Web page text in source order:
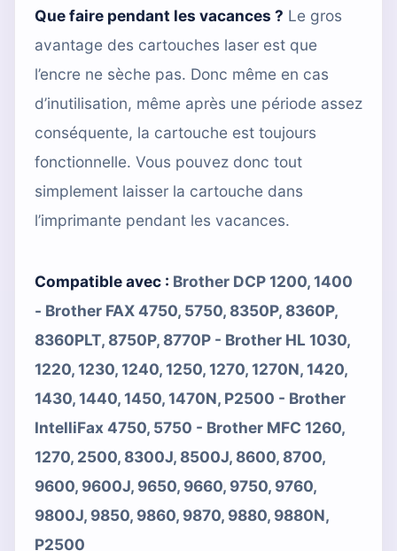
Que faire pendant les vacances ? Le gros
avantage des cartouches laser est que
l’encre ne sèche pas. Donc même en cas
d’inutilisation, même après une période assez
conséquente, la cartouche est toujours
fonctionnelle. Vous pouvez donc tout
simplement laisser la cartouche dans
l’imprimante pendant les vacances.
Compatible avec : Brother DCP 1200, 1400
- Brother FAX 4750, 5750, 8350P, 8360P,
8360PLT, 8750P, 8770P - Brother HL 1030,
1220, 1230, 1240, 1250, 1270, 1270N, 1420,
1430, 1440, 1450, 1470N, P2500 - Brother
IntelliFax 4750, 5750 - Brother MFC 1260,
1270, 2500, 8300J, 8500J, 8600, 8700,
9600, 9600J, 9650, 9660, 9750, 9760,
9800J, 9850, 9860, 9870, 9880, 9880N,
P2500